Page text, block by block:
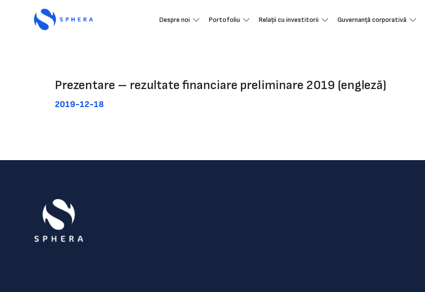
Despre noi Portofoliu Relații cu investitorii Guvernanță corporativă
Prezentare – rezultate financiare preliminare 2019 (engleză)
2019-12-18